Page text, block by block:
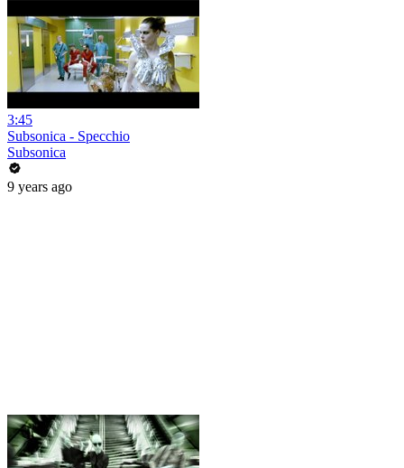
3:45
Subsonica - Specchio
Subsonica
9 years ago